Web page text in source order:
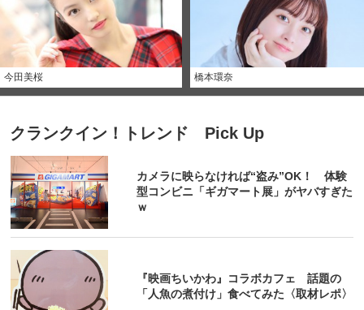
今田美桜 橋本環奈
クランクイン！トレンド Pick Up
カメラに映らなければ“盗み”OK！ 体験
型コンビニ「ギガマート展」がヤバすぎた
ｗ
『映画ちいかわ』コラボカフェ 話題の
「人魚の煮付け」食べてみた〈取材レポ〉